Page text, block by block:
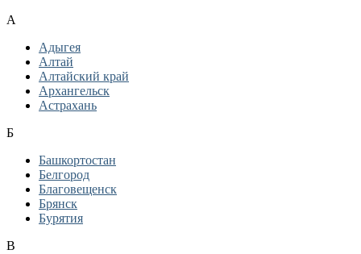
А
Адыгея
Алтай
Алтайский край
Архангельск
Астрахань
Б
Башкортостан
Белгород
Благовещенск
Брянск
Бурятия
В